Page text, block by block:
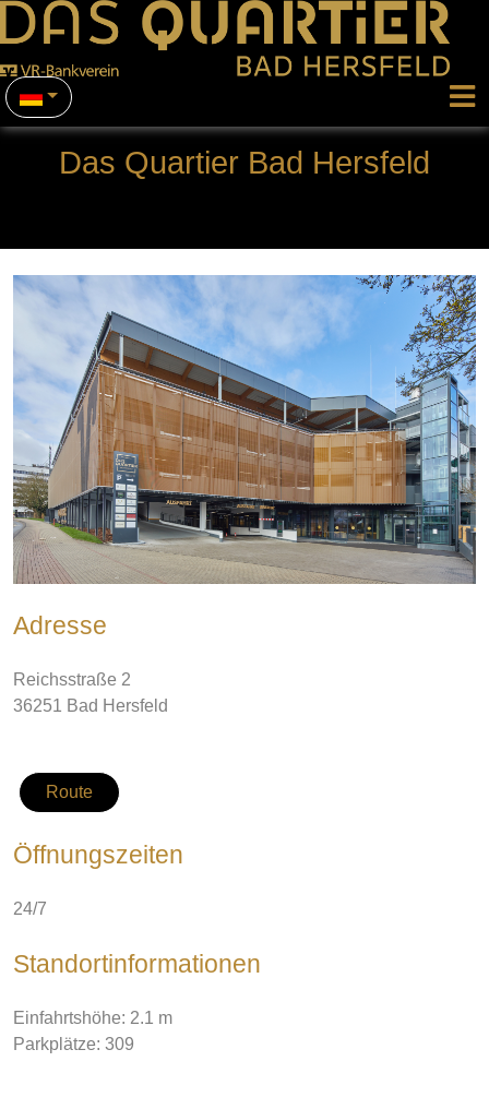
Das Quartier Bad Hersfeld
Adresse
Reichsstraße 2
36251 Bad Hersfeld
Route
Öffnungszeiten
24/7
Standortinformationen
Einfahrtshöhe: 2.1 m
Parkplätze: 309